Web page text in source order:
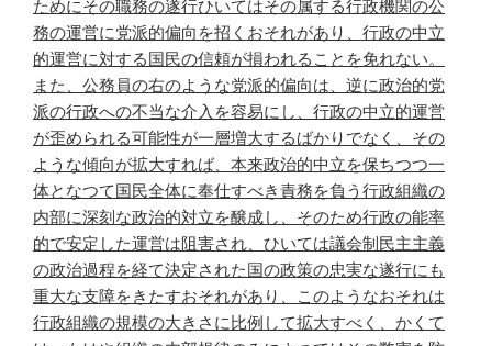
ためにその職務の遂行ひいてはその属する行政機関の公
務の運営に党派的偏向を招くおそれがあり、行政の中立
的運営に対する国民の信頼が損われることを免れない。
また、公務員の右のような党派的偏向は、逆に政治的党
派の行政への不当な介入を容易にし、行政の中立的運営
が歪められる可能性が一層増大するばかりでなく、その
ような傾向が拡大すれば、本来政治的中立を保ちつつ一
体となつて国民全体に奉仕すべき責務を負う行政組織の
内部に深刻な政治的対立を醸成し、そのため行政の能率
的で安定した運営は阻害され、ひいては議会制民主主義
の政治過程を経て決定された国の政策の忠実な遂行にも
重大な支障をきたすおそれがあり、このようなおそれは
行政組織の規模の大きさに比例して拡大すべく、かくて